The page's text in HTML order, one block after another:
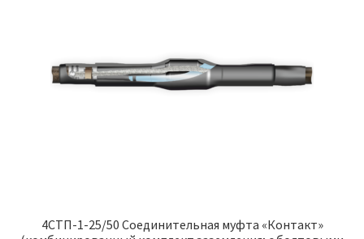
4СТП-1-25/50 Соединительная муфта «Контакт»